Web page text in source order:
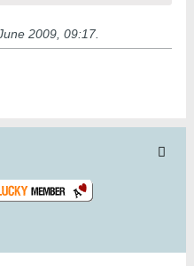
2009, 09:17.